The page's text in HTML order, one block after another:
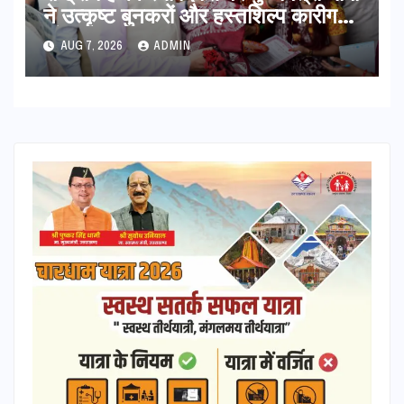
ने उत्कृष्ट बुनकरों और हस्तशिल्प कारीगरों
को किया सम्मानित
AUG 7, 2026 ADMIN